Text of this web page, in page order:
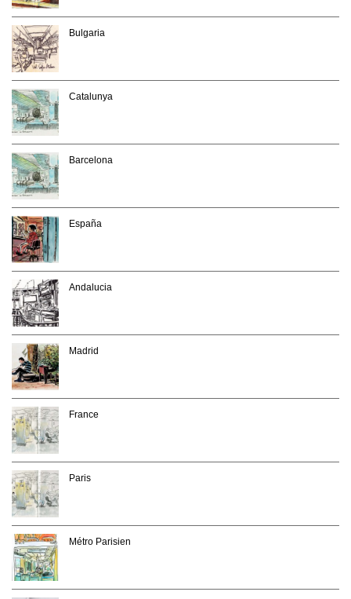
Bulgaria
Catalunya
Barcelona
España
Andalucia
Madrid
France
Paris
Métro Parisien